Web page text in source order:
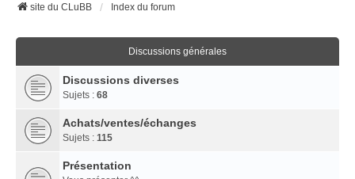
site du CLuBB
Index du forum
Discussions générales
Discussions diverses
Sujets : 68
Achats/ventes/échanges
Sujets : 115
Présentation